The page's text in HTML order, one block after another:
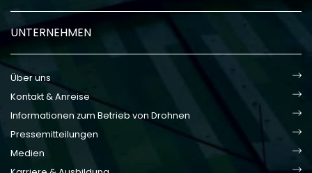
UNTERNEHMEN
Über uns
Kontakt & Anreise
Informationen zum Betrieb von Drohnen
Pressemitteilungen
Medien